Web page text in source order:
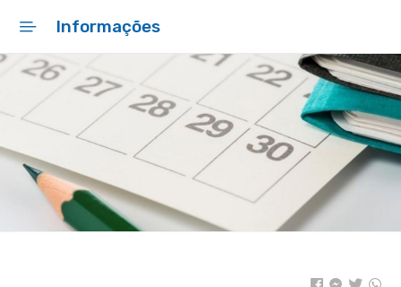
Início
Gondomar EducAtivo
Rede Escolar
Gestão Escolar
Apoios
+ SABER
Informações